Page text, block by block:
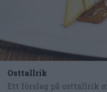
Osttallrik
Ett förslag på osttallrik